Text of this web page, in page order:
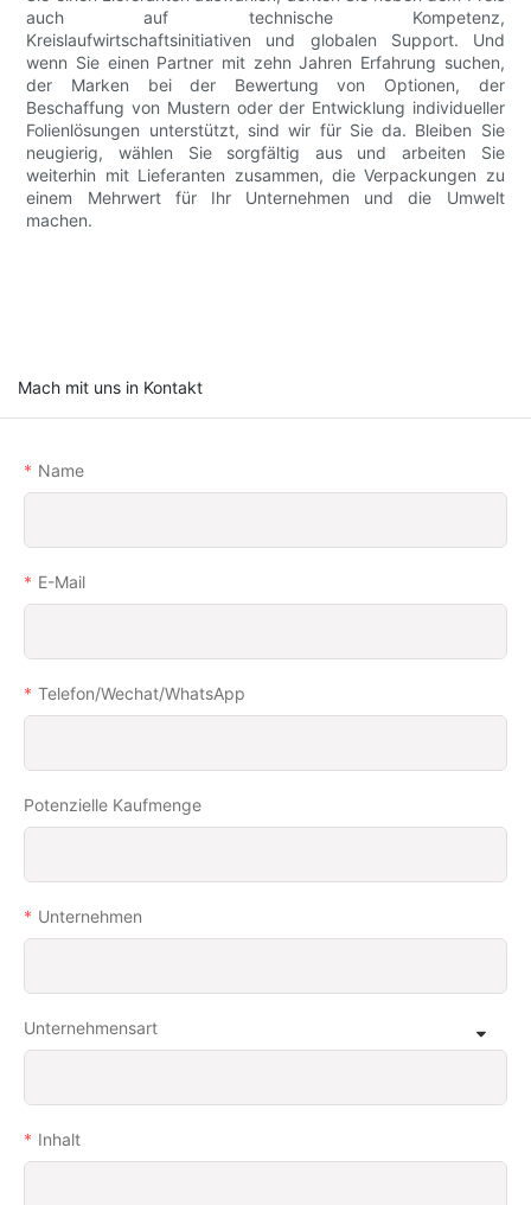
auch auf technische Kompetenz,
Kreislaufwirtschaftsinitiativen und globalen Support. Und
wenn Sie einen Partner mit zehn Jahren Erfahrung suchen,
der Marken bei der Bewertung von Optionen, der
Beschaffung von Mustern oder der Entwicklung individueller
Folienlösungen unterstützt, sind wir für Sie da. Bleiben Sie
neugierig, wählen Sie sorgfältig aus und arbeiten Sie
weiterhin mit Lieferanten zusammen, die Verpackungen zu
einem Mehrwert für Ihr Unternehmen und die Umwelt
machen.
Mach mit uns in Kontakt
Name
E-Mail
Telefon/Wechat/WhatsApp
Potenzielle Kaufmenge
Unternehmen
Unternehmensart
Inhalt